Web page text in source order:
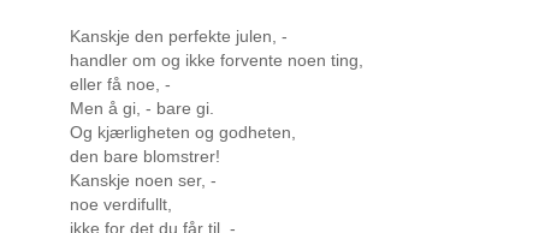
Kanskje den perfekte julen, -
handler om og ikke forvente noen ting,
eller få noe, -
Men å gi, - bare gi.
Og kjærligheten og godheten,
den bare blomstrer!
Kanskje noen ser, -
noe verdifullt,
ikke for det du får til, -